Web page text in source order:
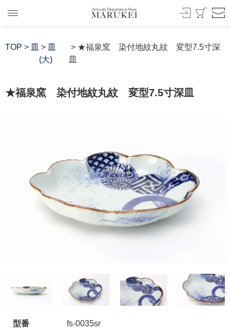
TOP > 皿 > 皿
(大)
> ★福泉窯 染付地紋丸紋 変型7.5寸深
皿
★福泉窯 染付地紋丸紋 変型7.5寸深皿
型番 fs-0035sr